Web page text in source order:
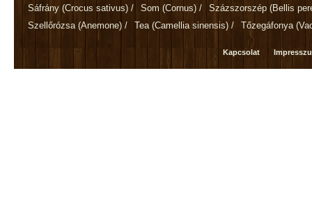
Sáfrány (Crocus sativus) / Som (Cornus) / Százszorszép (Bellis
Szellőrózsa (Anemone) / Tea (Camellia sinensis) / Tőzegáfonya
Kapcsolat